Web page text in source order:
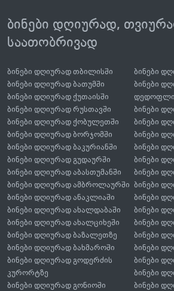
ბინები დღიურად,
საათობრივად
ბინები დღიურად თბილისში
ბინები დღიურად ბათუმში
ბინები დღიურად ქუთაისში
ბინები დღიურად რუსთავში
ბინები დღიურად ქობულეთში
ბინები დღიურად ბორჯომში
ბინები დღიურად ბაკურიანში
ბინები დღიურად გუდაურში
ბინები დღიურად აბასთუმანში
ბინები დღიურად ამბროლაურში
ბინები დღიურად ანაკლიაში
ბინები დღიურად ახალდაბაში
ბინები დღიურად ახალციხეში
ბინები დღიურად ბაზალეთზე
ბინები დღიურად ბახმაროში
ბინები დღიურად გოდერძის
კურორტზე
ბინები დღიურად გონიოში
ბინები
ბინები
ბინები
ბინები
ბინები
ბინები
ბინები
ბინები
ბინები
ბინები
ბინები
ბინები
ბინები
ბინები
ბინები
ბინები
ბინები